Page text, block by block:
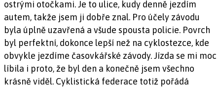
ostrými otočkami. Je to ulice, kudy denně jezdím
autem, takže jsem ji dobře znal. Pro účely závodu
byla úplně uzavřená a všude spousta policie. Povrch
byl perfektní, dokonce lepší než na cyklostezce, kde
obvykle jezdíme časovkářské závody. Jízda se mi moc
líbila i proto, že byl den a konečně jsem všechno
krásně viděl. Cyklistická federace totiž pořádá